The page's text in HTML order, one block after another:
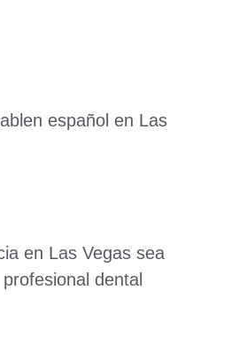
español en Las
en Las Vegas sea
dental